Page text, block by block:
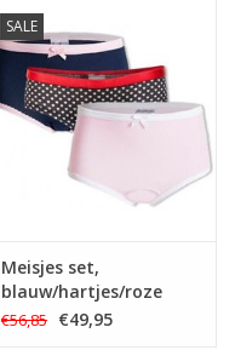
SALE
Meisjes set,
blauw/hartjes/roze
(prijs per 3)
€56,85 €49,95